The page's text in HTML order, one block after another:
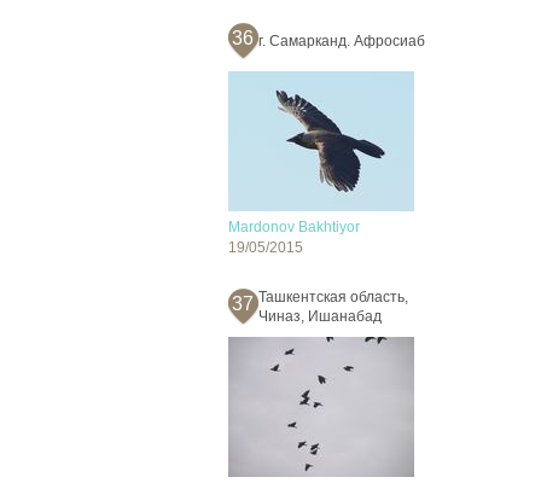
36 г. Самарканд. Афросиаб
Mardonov Bakhtiyor
19/05/2015
37 Ташкентская область,
Чиназ, Ишанабад